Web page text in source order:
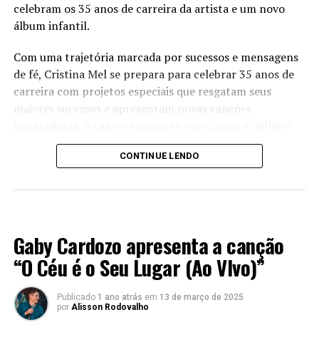
celebram os 35 anos de carreira da artista e um novo
álbum infantil.
Com uma trajetória marcada por sucessos e mensagens
de fé, Cristina Mel se prepara para celebrar 35 anos de
carreira com projetos especiais que resgatam seus
maiores sucessos e apresentam novas canções
com um repertório que celebra sua trajetória e reafirma
seu compromisso com a música gospel.
Além dos projetos comemorativos, Cristina Mel também
e mensagens educativas e edificantes, o novo álbum
promete encantar crianças e adultos, transmitindo
valores importantes de forma leve e divertida com
participações pra lá de especiais.
Para Vanessa Bicalho, CEO da Labidad, a contratação de
CONTINUE LENDO
Gaby Cardozo apresenta a canção
“O Céu é o Seu Lugar (Ao VIvo)”
Publicado 1 ano atrás em 13 de março de 2025
por Alisson Rodovalho